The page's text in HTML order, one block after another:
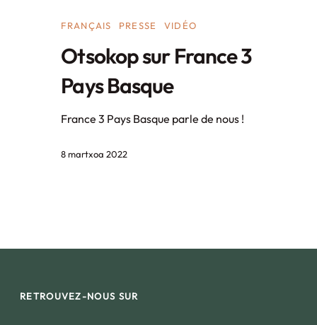
FRANÇAIS PRESSE VIDÉO
Otsokop sur France 3
Pays Basque
France 3 Pays Basque parle de nous !
8 martxoa 2022
RETROUVEZ-NOUS SUR